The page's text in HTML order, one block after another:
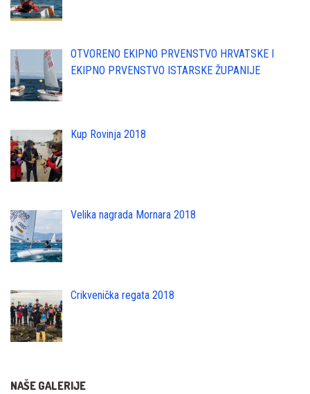
OTVORENO EKIPNO PRVENSTVO HRVATSKE I
EKIPNO PRVENSTVO ISTARSKE ŽUPANIJE
Kup Rovinja 2018
Velika nagrada Mornara 2018
Crikvenička regata 2018
NAŠE GALERIJE